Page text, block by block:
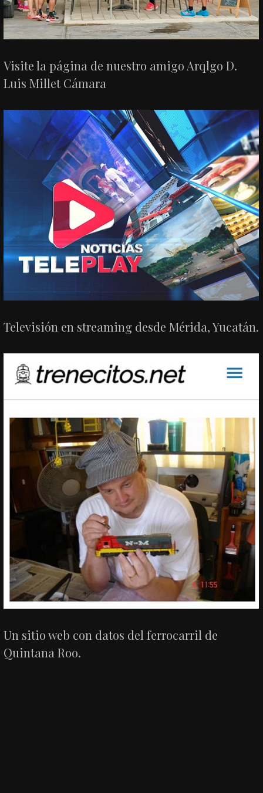
Visite la página de nuestro amigo Arqlgo D.
Luis Millet Cámara
Televisión en streaming desde Mérida, Yucatán.
Un sitio web con datos del ferrocarril de
Quintana Roo.